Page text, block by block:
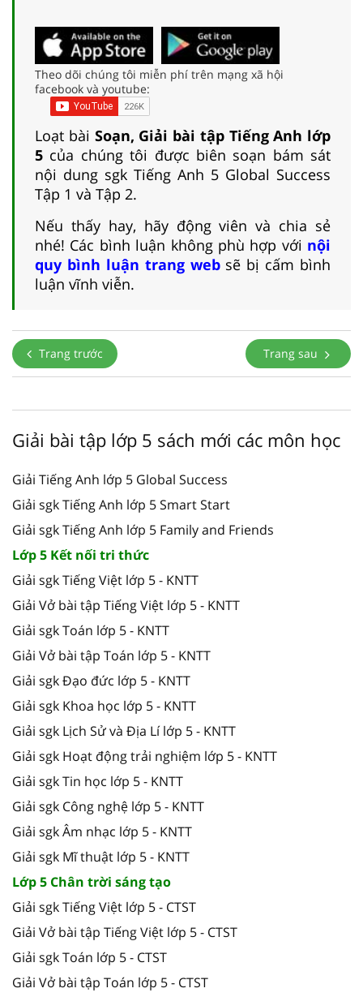
Theo dõi chúng tôi miễn phí trên mạng xã hội
facebook và youtube:
Loạt bài Soạn, Giải bài tập Tiếng Anh lớp
5 của chúng tôi được biên soạn bám sát
nội dung sgk Tiếng Anh 5 Global Success
Tập 1 và Tập 2.
Nếu thấy hay, hãy động viên và chia sẻ
nhé! Các bình luận không phù hợp với nội
quy bình luận trang websẽ bị cấm bình
luận vĩnh viễn.
Trang trước Trang sau
Giải bài tập lớp 5 sách mới các môn học
Giải Tiếng Anh lớp 5 Global Success
Giải sgk Tiếng Anh lớp 5 Smart Start
Giải sgk Tiếng Anh lớp 5 Family and Friends
Lớp 5 Kết nối tri thức
Giải sgk Tiếng Việt lớp 5 - KNTT
Giải Vở bài tập Tiếng Việt lớp 5 - KNTT
Giải sgk Toán lớp 5 - KNTT
Giải Vở bài tập Toán lớp 5 - KNTT
Giải sgk Đạo đức lớp 5 - KNTT
Giải sgk Khoa học lớp 5 - KNTT
Giải sgk Lịch Sử và Địa Lí lớp 5 - KNTT
Giải sgk Hoạt động trải nghiệm lớp 5 - KNTT
Giải sgk Tin học lớp 5 - KNTT
Giải sgk Công nghệ lớp 5 - KNTT
Giải sgk Âm nhạc lớp 5 - KNTT
Giải sgk Mĩ thuật lớp 5 - KNTT
Lớp 5 Chân trời sáng tạo
Giải sgk Tiếng Việt lớp 5 - CTST
Giải Vở bài tập Tiếng Việt lớp 5 - CTST
Giải sgk Toán lớp 5 - CTST
Giải Vở bài tập Toán lớp 5 - CTST